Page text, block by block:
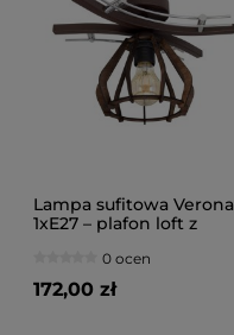
Lampa sufitowa Verona
1xE27 – plafon loft z
0 ocen
172,00 zł